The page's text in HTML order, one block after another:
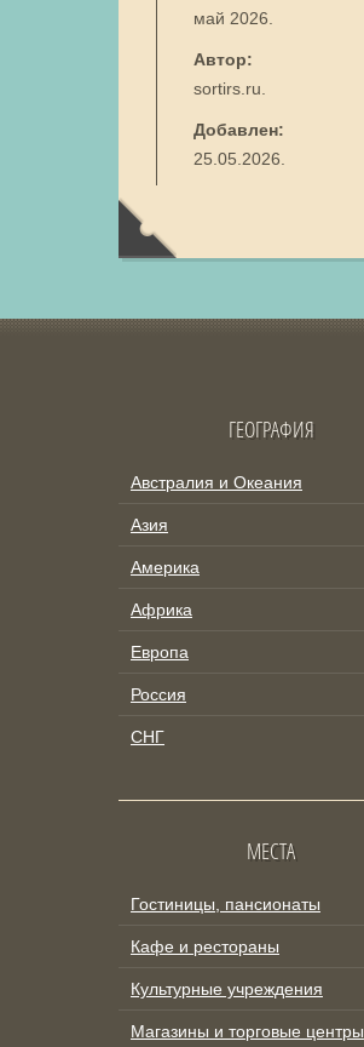
май 2026.
Автор:
sortirs.ru.
Добавлен:
25.05.2026.
ГЕОГРАФИЯ
Австралия и Океания
Азия
Америка
Африка
Европа
Россия
СНГ
МЕСТА
Гостиницы, пансионаты
Кафе и рестораны
Культурные учреждения
Магазины и торговые центры